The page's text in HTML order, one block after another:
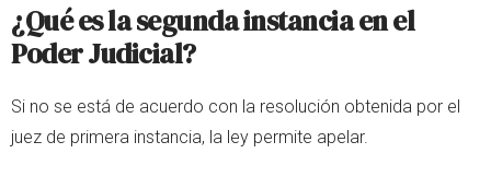
¿Qué es la segunda instancia en el
Poder Judicial?
Si no se está de acuerdo con la resolución obtenida por el
juez de primera instancia, la ley permite apelar.